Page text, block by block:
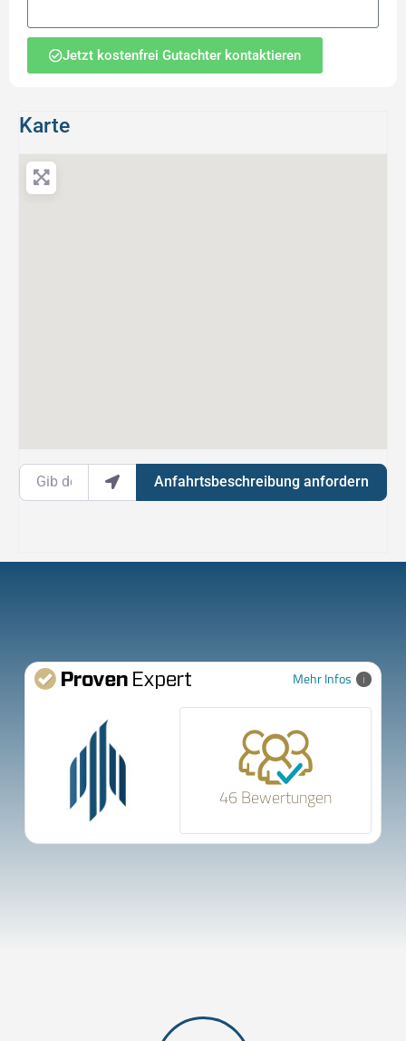
Karte
Gib deinen Standort ein.
Anfahrtsbeschreibung anfordern
Jetzt kostenfrei Gutachter kontaktieren
Mehr Infos
46 Bewertungen